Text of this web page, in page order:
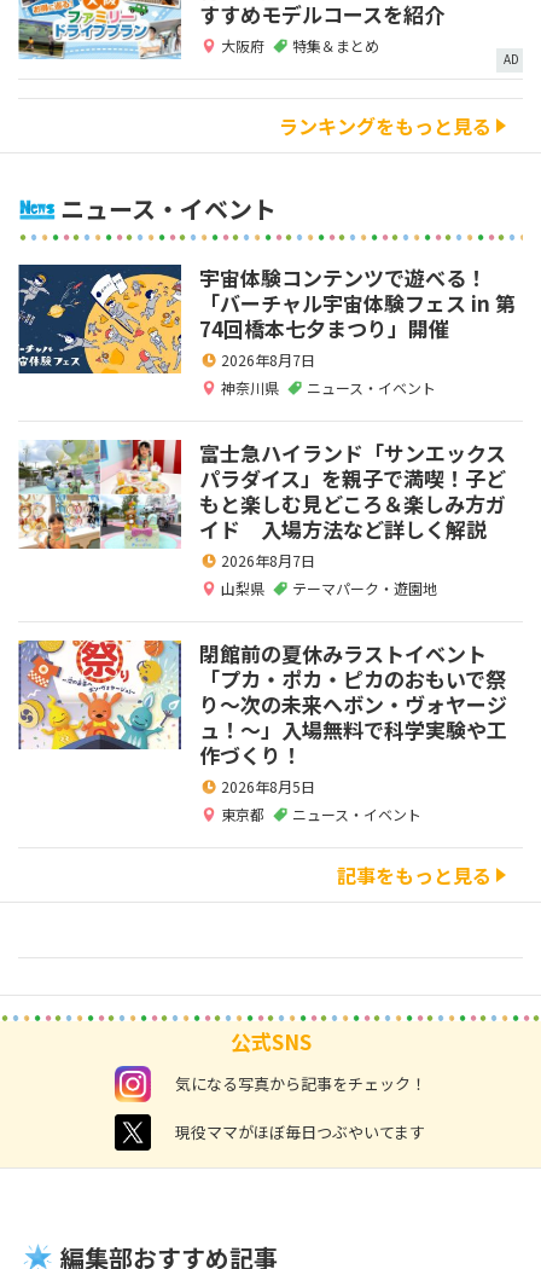
すすめモデルコースを紹介
大阪府 特集＆まとめ
AD
ランキングをもっと見る
ニュース・イベント
宇宙体験コンテンツで遊べる！
「バーチャル宇宙体験フェス in 第
74回橋本七夕まつり」開催
2026年8月7日
神奈川県
ニュース・イベント
富士急ハイランド「サンエックス
パラダイス」を親子で満喫！子ど
もと楽しむ見どころ＆楽しみ方ガ
イド 入場方法など詳しく解説
2026年8月7日
山梨県
テーマパーク・遊園地
閉館前の夏休みラストイベント
「プカ・ポカ・ピカのおもいで祭
り～次の未来へボン・ヴォヤージ
ュ！～」入場無料で科学実験や工
作づくり！
2026年8月5日
東京都
ニュース・イベント
記事をもっと見る
公式SNS
instagram 気になる写真から記事をチェック！
twitter 現役ママがほぼ毎日つぶやいてます
編集部おすすめ記事